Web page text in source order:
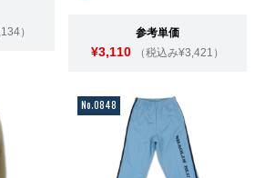
） 参考単価
¥3,110 （税込み¥3,421）
No.0848